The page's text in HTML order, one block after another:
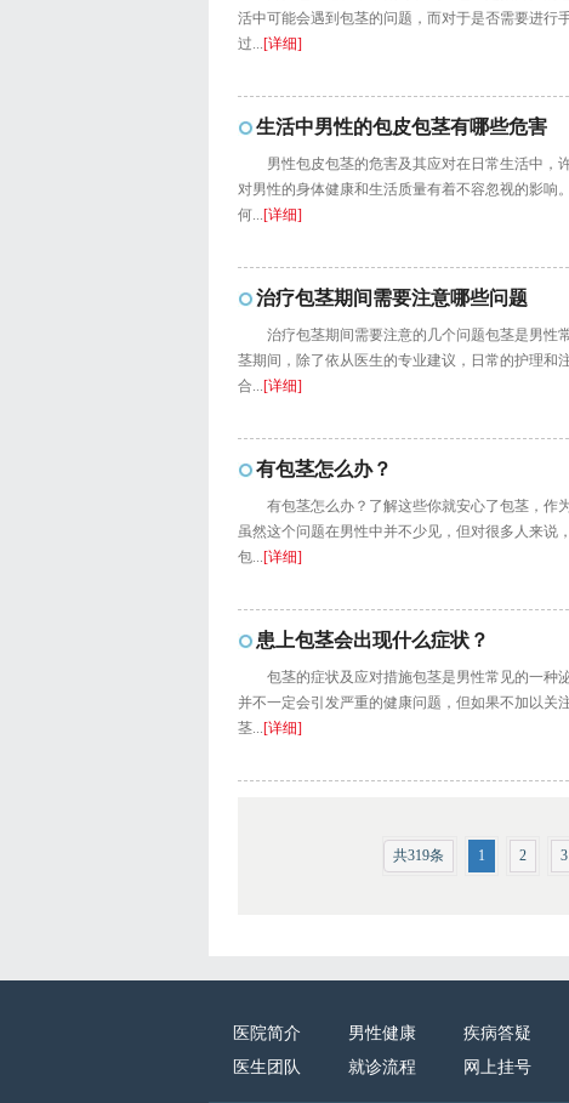
活中可能会遇到包茎的问题，而对于是否需要进行
过...[详细]
生活中男性的包皮包茎有哪些危害
男性包皮包茎的危害及其应对在日常生活中，
对男性的身体健康和生活质量有着不容忽视的影响
何...[详细]
治疗包茎期间需要注意哪些问题
治疗包茎期间需要注意的几个问题包茎是男性
茎期间，除了依从医生的专业建议，日常的护理和
合...[详细]
有包茎怎么办？
有包茎怎么办？了解这些你就安心了包茎，作
虽然这个问题在男性中并不少见，但对很多人来说
包...[详细]
患上包茎会出现什么症状？
包茎的症状及应对措施包茎是男性常见的一种
并不一定会引发严重的健康问题，但如果不加以关
茎...[详细]
共319条 1 2 3
医院简介 男性健康 疾病答疑
医生团队
就诊流程 网上挂号